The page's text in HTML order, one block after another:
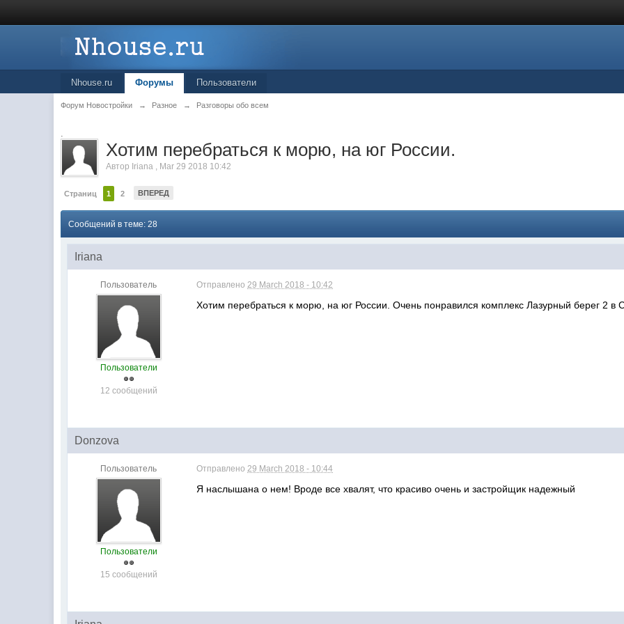
Nhouse.ru Форумы Пользователи
Форум Новостройки → Разное → Разговоры обо всем
.
Хотим перебраться к морю, на юг России.
Автор Iriana , Mar 29 2018 10:42
Страниц 1 2 ВПЕРЕД
Сообщений в теме: 28
Iriana
Пользователь
Пользователи
12 сообщений
Отправлено29 March 2018 - 10:42
Хотим перебраться к морю, на юг России. Очень понравился комплекс Лазурный берег 2 в
Donzova
Пользователь
Пользователи
15 сообщений
Отправлено29 March 2018 - 10:44
Я наслышана о нем! Вроде все хвалят, что красиво очень и застройщик надежный